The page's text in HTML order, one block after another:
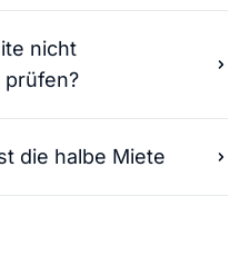
nicht
prüfen?
die halbe Miete